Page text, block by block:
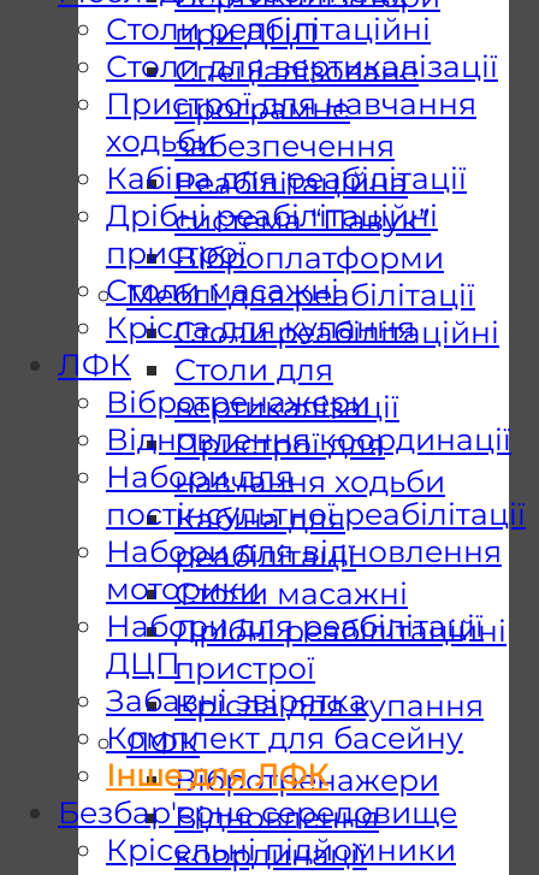
при ДЦП
Спеціалізоване
програмне
забезпечення
Реабілітаційна
система “Павук”
Віброплатформи
Меблі для реабілітації
Столи реабілітаційні
Столи для
вертикалізації
Пристрої для
навчання ходьби
Кабіна для
реабілітації
Столи масажні
Дрібні реабілітаційні
пристрої
Крісла для купання
ЛФК
Вібротренажери
Відновлення
координації
Столи реабілітаційні
Столи для вертикалізації
Пристрої для навчання
ходьби
Кабіна для реабілітації
Дрібні реабілітаційні
пристрої
Столи масажні
Крісла для купання
ЛФК
Вібротренажери
Відновлення координації
Набори для
постінсультної реабілітації
Набори для відновлення
моторики
Набори для реабілітації
ДЦП
Забавні звірятка
Комплект для басейну
Інше для ЛФК
Безбар'єрне середовище
Крісельні підйомники